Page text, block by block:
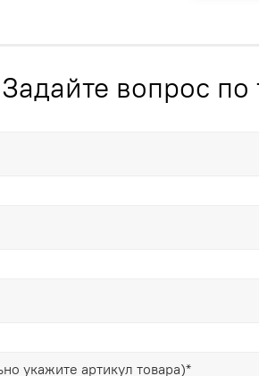
Задайте вопрос по